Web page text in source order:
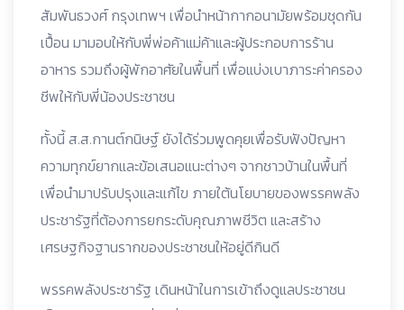
สัมพันธวงศ์ กรุงเทพฯ เพื่อนำหน้ากากอนามัยพร้อมชุดกัน
เปื้อน มามอบให้กับพี่พ่อค้าแม่ค้าและผู้ประกอบการร้าน
อาหาร รวมถึงผู้พักอาศัยในพื้นที่ เพื่อแบ่งเบาภาระค่าครอง
ชีพให้กับพี่น้องประชาชน
ทั้งนี้ ส.ส.กานต์กนิษฐ์ ยังได้ร่วมพูดคุยเพื่อรับฟังปัญหา
ความทุกข์ยากและข้อเสนอแนะต่างๆ จากชาวบ้านในพื้นที่
เพื่อนำมาปรับปรุงและแก้ไข ภายใต้นโยบายของพรรคพลัง
ประชารัฐที่ต้องการยกระดับคุณภาพชีวิต และสร้าง
เศรษฐกิจฐานรากของประชาชนให้อยู่ดีกินดี
พรรคพลังประชารัฐ เดินหน้าในการเข้าถึงดูแลประชาชน